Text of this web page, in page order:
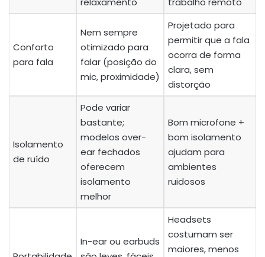
Conforto
para fala
Nem sempre
otimizado para
falar (posição do
mic, proximidade)
Projetado para
permitir que a fala
ocorra de forma
clara, sem
distorção
Isolamento
de ruído
Pode variar
bastante;
modelos over-
ear fechados
oferecem
isolamento
melhor
Bom microfone +
bom isolamento
ajudam para
ambientes
ruidosos
In-ear ou earbuds
Headsets
costumam ser
maiores, menos